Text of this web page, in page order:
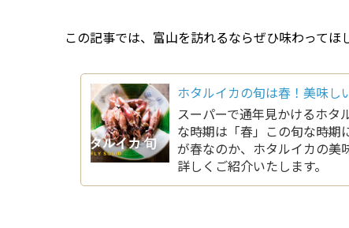
この記事では、富山を訪れるならぜひ味わってほ
ホタルイカの旬は春！美味し
スーパーで通年見かけるホタ
な時期は「春」この旬な時期
が春なのか、ホタルイカの美
詳しくご紹介いたします。